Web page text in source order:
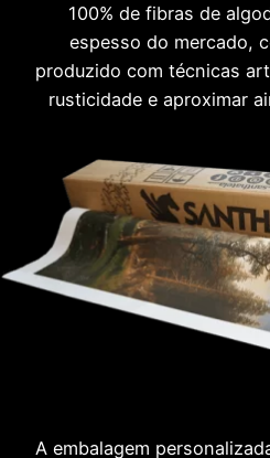
100% de fibras de
espesso do mercado,
produzido com técnicas
rusticidade e aproximar
A embalagem